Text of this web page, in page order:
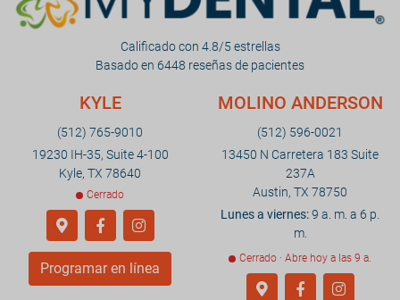
Calificado con 4.8/5 estrellas
Basado en 6448 reseñas de pacientes
KYLE
(512) 765-9010
19230 IH-35, Suite 4-100
Kyle, TX 78640
Cerrado
Programar en línea
MOLINO ANDERSON
(512) 596-0021
13450 N Carretera 183 Suite
237A
Austin, TX 78750
Lunes a viernes:9 a. m. a 6 p.
m.
Cerrado · Abre hoy a las 9 a.